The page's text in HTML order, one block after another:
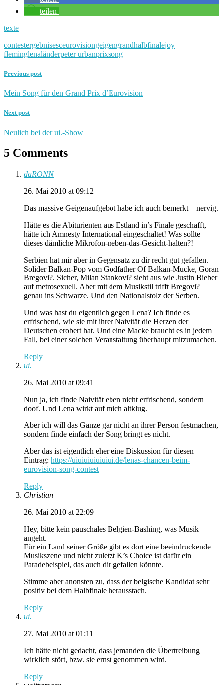
teilen
texte
contestergebnisesceurovisiongeigengrandhalbfinalejoy
fleminglenaländerpeter urbanprixsong
Previous post
Mein Song für den Grand Prix d’Eurovision
Next post
Neulich bei der ui.-Show
5 Comments
daRONN
26. Mai 2010 at 09:12
Das massive Geigenaufgebot habe ich auch bemerkt – nervig.
Hätte es die Abiturienten aus Estland in’s Finale geschafft,
hätte ich Amnesty International eingeschaltet! Was sollte
dieses dämliche Mikrofon-neben-das-Gesicht-halten?!
Serbien hat mir aber in Gegensatz zu dir recht gut gefallen.
Solider Balkan-Pop vom Godfather Of Balkan-Mucke, Goran
Bregovi?. Sicher, Milan Stankovi? sieht aus wie Justin Bieber
auf metrosexuell. Aber mit dem Musikstil trifft Bregovi?
genau ins Schwarze. Und den Nationalstolz der Serben.
Und was hast du eigentlich gegen Lena? Ich finde es
erfrischend, wie sie mit ihrer Naivität die Herzen der
Deutschen erobert hat. Und eine Macke braucht es in jedem
Fall, bei einer solchen Veranstaltung überhaupt mitzumachen.
Reply
ui.
26. Mai 2010 at 09:41
Nun ja, ich finde Naivität eben nicht erfrischend, sondern
doof. Und Lena wirkt auf mich altklug.
Aber ich will das Ganze gar nicht an ihrer Person festmachen,
sondern finde einfach der Song bringt es nicht.
Aber das ist eigentlich eher eine Diskussion für diesen
Eintrag: https://uiuiuiuiuiuiui.de/lenas-chancen-beim-
eurovision-song-contest
Reply
Christian
26. Mai 2010 at 22:09
Hey, bitte kein pauschales Belgien-Bashing, was Musik
angeht.
Für ein Land seiner Größe gibt es dort eine beeindruckende
Musikszene und nicht zuletzt K’s Choice ist dafür ein
Paradebeispiel, das auch dir gefallen könnte.
Stimme aber anonsten zu, dass der belgische Kandidat sehr
positiv bei dem Halbfinale herausstach.
Reply
ui.
27. Mai 2010 at 01:11
Ich hätte nicht gedacht, dass jemanden die Übertreibung
wirklich stört, bzw. sie ernst genommen wird.
Reply